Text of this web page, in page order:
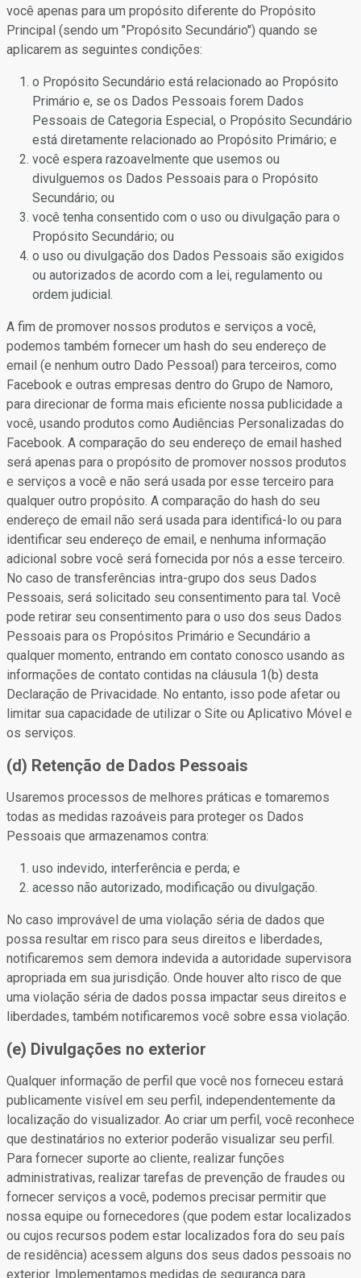
você apenas para um propósito diferente do Propósito
Principal (sendo um "Propósito Secundário") quando se
aplicarem as seguintes condições:
o Propósito Secundário está relacionado ao Propósito
Primário e, se os Dados Pessoais forem Dados
Pessoais de Categoria Especial, o Propósito Secundário
está diretamente relacionado ao Propósito Primário; e
você espera razoavelmente que usemos ou
divulguemos os Dados Pessoais para o Propósito
Secundário; ou
você tenha consentido com o uso ou divulgação para o
Propósito Secundário; ou
o uso ou divulgação dos Dados Pessoais são exigidos
ou autorizados de acordo com a lei, regulamento ou
ordem judicial.
A fim de promover nossos produtos e serviços a você,
podemos também fornecer um hash do seu endereço de
email (e nenhum outro Dado Pessoal) para terceiros, como
Facebook e outras empresas dentro do Grupo de Namoro,
para direcionar de forma mais eficiente nossa publicidade a
você, usando produtos como Audiências Personalizadas do
Facebook. A comparação do seu endereço de email hashed
será apenas para o propósito de promover nossos produtos
e serviços a você e não será usada por esse terceiro para
qualquer outro propósito. A comparação do hash do seu
endereço de email não será usada para identificá-lo ou para
identificar seu endereço de email, e nenhuma informação
adicional sobre você será fornecida por nós a esse terceiro.
No caso de transferências intra-grupo dos seus Dados
Pessoais, será solicitado seu consentimento para tal. Você
pode retirar seu consentimento para o uso dos seus Dados
Pessoais para os Propósitos Primário e Secundário a
qualquer momento, entrando em contato conosco usando as
informações de contato contidas na cláusula 1(b) desta
Declaração de Privacidade. No entanto, isso pode afetar ou
limitar sua capacidade de utilizar o Site ou Aplicativo Móvel e
os serviços.
(d) Retenção de Dados Pessoais
Usaremos processos de melhores práticas e tomaremos
todas as medidas razoáveis para proteger os Dados
Pessoais que armazenamos contra:
uso indevido, interferência e perda; e
acesso não autorizado, modificação ou divulgação.
No caso improvável de uma violação séria de dados que
possa resultar em risco para seus direitos e liberdades,
notificaremos sem demora indevida a autoridade supervisora
apropriada em sua jurisdição. Onde houver alto risco de que
uma violação séria de dados possa impactar seus direitos e
liberdades, também notificaremos você sobre essa violação.
(e) Divulgações no exterior
Qualquer informação de perfil que você nos forneceu estará
publicamente visível em seu perfil, independentemente da
localização do visualizador. Ao criar um perfil, você reconhece
que destinatários no exterior poderão visualizar seu perfil.
Para fornecer suporte ao cliente, realizar funções
administrativas, realizar tarefas de prevenção de fraudes ou
fornecer serviços a você, podemos precisar permitir que
nossa equipe ou fornecedores (que podem estar localizados
ou cujos recursos podem estar localizados fora do seu país
de residência) acessem alguns dos seus dados pessoais no
exterior. Implementamos medidas de segurança para